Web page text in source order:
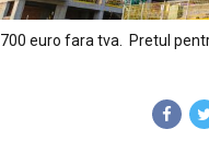
700 euro fara tva. Pretul